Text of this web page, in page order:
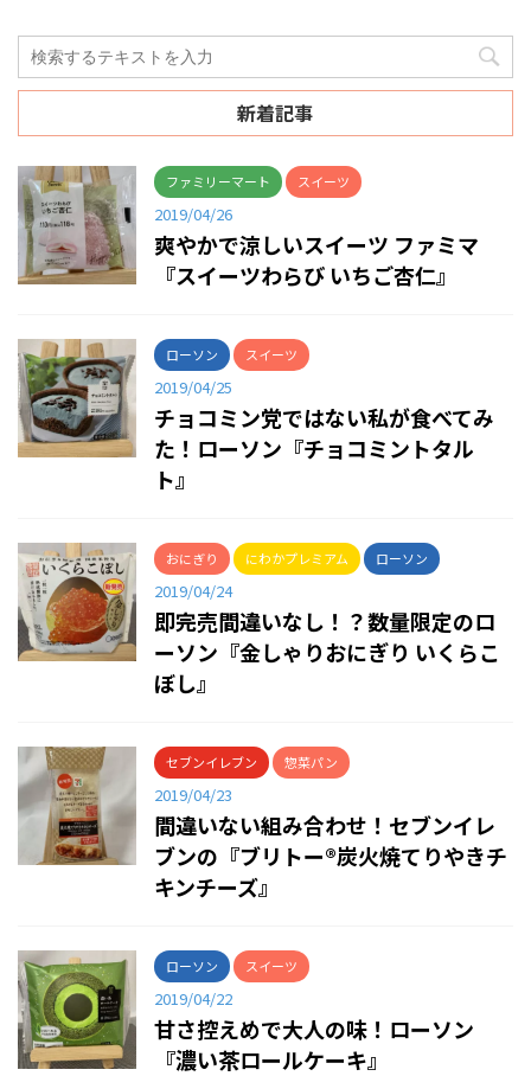
新着記事
ファミリーマート スイーツ
2019/04/26
爽やかで涼しいスイーツ ファミマ
『スイーツわらび いちご杏仁』
ローソン スイーツ
2019/04/25
チョコミン党ではない私が食べてみ
た！ローソン『チョコミントタル
ト』
おにぎり にわかプレミアム ローソン
2019/04/24
即完売間違いなし！？数量限定のロ
ーソン『金しゃりおにぎり いくらこ
ぼし』
セブンイレブン 惣菜パン
2019/04/23
間違いない組み合わせ！セブンイレ
ブンの『ブリトー®炭火焼てりやきチ
キンチーズ』
ローソン スイーツ
2019/04/22
甘さ控えめで大人の味！ローソン
『濃い茶ロールケーキ』